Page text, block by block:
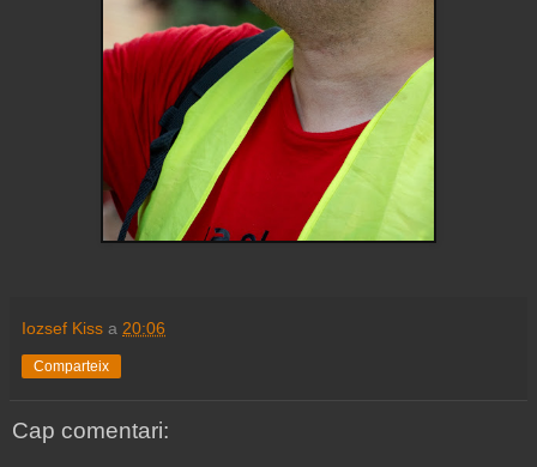
Iozsef Kiss a 20:06
Comparteix
Cap comentari: